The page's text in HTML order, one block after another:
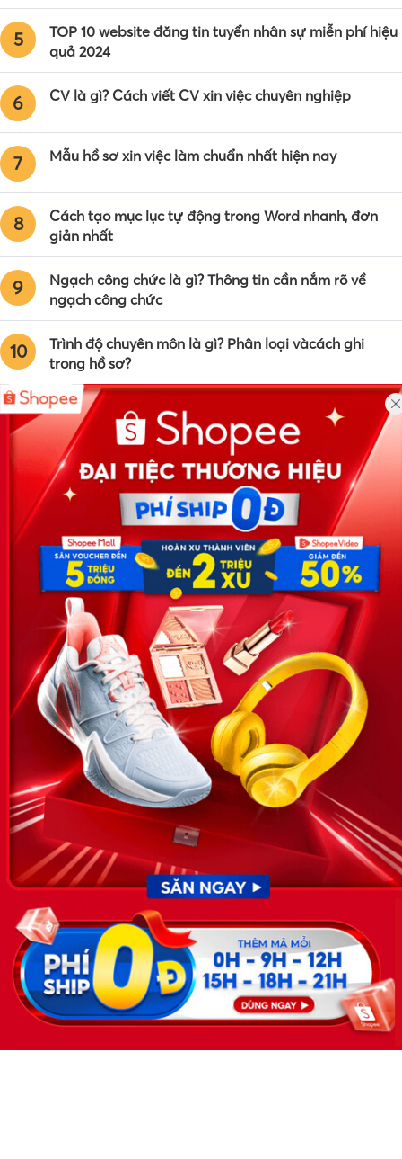
5
TOP 10 website đăng tin tuyển nhân sự miễn phí hiệu
quả 2024
6 CV là gì? Cách viết CV xin việc chuyên nghiệp
7 Mẫu hồ sơ xin việc làm chuẩn nhất hiện nay
8
Cách tạo mục lục tự động trong Word nhanh, đơn
giản nhất
9
Ngạch công chức là gì? Thông tin cần nắm rõ về
ngạch công chức
10
Trình độ chuyên môn là gì? Phân loại vàcách ghi
trong hồ sơ?
Công ty TNHH Eyeplus Online
Địa chỉ: Số 81, ngõ 68, đường Cầu Giấy, Tổ 05, Phường Quan
Hoa, Quận Cầu Giấy, TP Hà Nội, Việt Nam
SĐT: 0981 448 766
Email:
hotro@timviec.com.vn
VỀ CHÚNG TÔI
News.timviec.com.vn là website cung cấp thông tin liên quan đến
nhân sự, nghề nghiệp do Timviec.com.vn vận hành nhằm giúp
doanh nghiệp, nhân sự tuyển dụng, người đi làm, người tìm việc
cập nhật thông tin và đáp ứng được mong muốn của mình.
KẾT NỐI
Giấy phép hoạt động dịch vụ
việc làm số 54/2019/SLĐTBXH-
GP do Sở lao động thương
binh và xã hội cấp ngày 30
tháng 12 năm 2019.